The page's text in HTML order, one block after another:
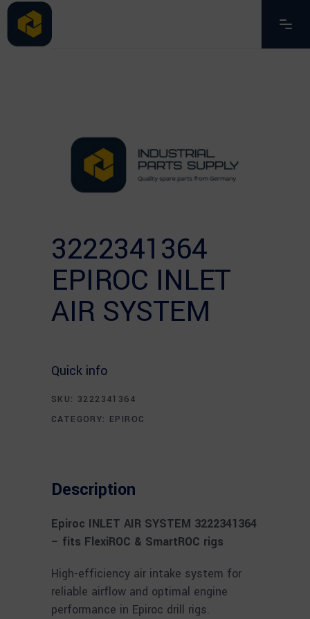
3222341364
EPIROC INLET
AIR SYSTEM
Quick info
SKU: 3222341364
CATEGORY: EPIROC
Description
Epiroc INLET AIR SYSTEM 3222341364
– fits FlexiROC & SmartROC rigs
High-efficiency air intake system for
reliable airflow and optimal engine
performance in Epiroc drill rigs.